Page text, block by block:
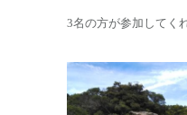
3名の方が参加してく